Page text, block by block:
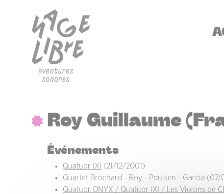
Roy Guillaume
Événements
Quatuor IXI
(21/12/2001)
Quartet Brochard - Roy - Poulsen - Garcia (07/
Quatuor ONYX / Quatuor IXI / Les Violons de